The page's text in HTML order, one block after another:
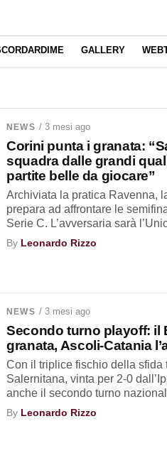
GALLERY
NEWS / 3 mesi ago
Corini punta i granata:
squadra dalle grandi
partite belle da giocare”
Archiviata la pratica Ravenna,
prepara ad affrontare le
Serie C. L’avversaria sarà
By Leonardo Rizzo
NEWS / 3 mesi ago
Secondo turno playoff: il
granata, Ascoli-Catania
Con il triplice fischio della sfida
Salernitana, vinta per 2-0
anche il secondo turno
By Leonardo Rizzo